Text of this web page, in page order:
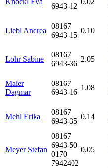
Knöckl Eva
6943-12
0.02
Liebl Andrea
08167
6943-15
0.10
Lohr Sabine
08167
6943-36
2.05
Maier
Dagmar
08167
6943-16
1.08
Mehl Erika
08167
6943-35
0.14
Meyer Stefan
08167
6943-50
0170
7942402
0.05